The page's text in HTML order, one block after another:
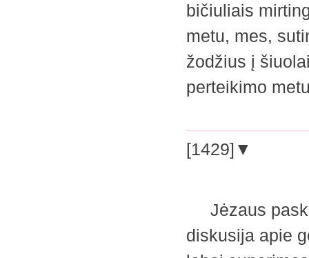
bičiuliais
metu, mes,
žodžius į
perteikimo
[1429]▼
Jėzaus
diskusija apie